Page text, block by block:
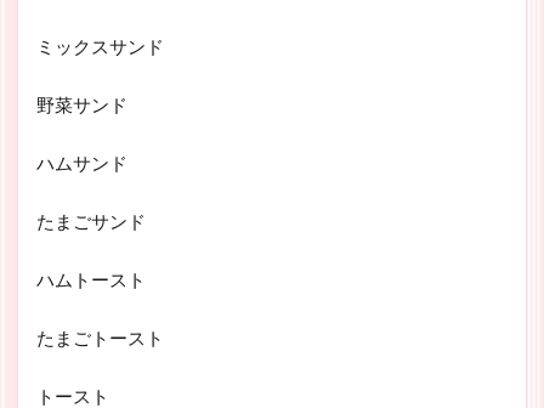
ミックスサンド
野菜サンド
ハムサンド
たまごサンド
ハムトースト
たまごトースト
トースト